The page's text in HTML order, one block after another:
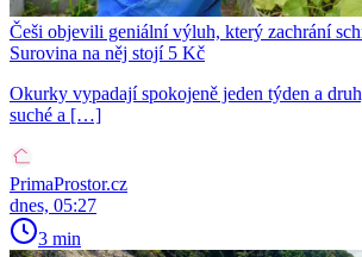
Češi objevili geniální výluh, který zachrání
Surovina na něj stojí 5 Kč
Okurky vypadají spokojeně jeden týden a
suché a […]
PrimaProstor.cz
dnes, 05:27
3 min